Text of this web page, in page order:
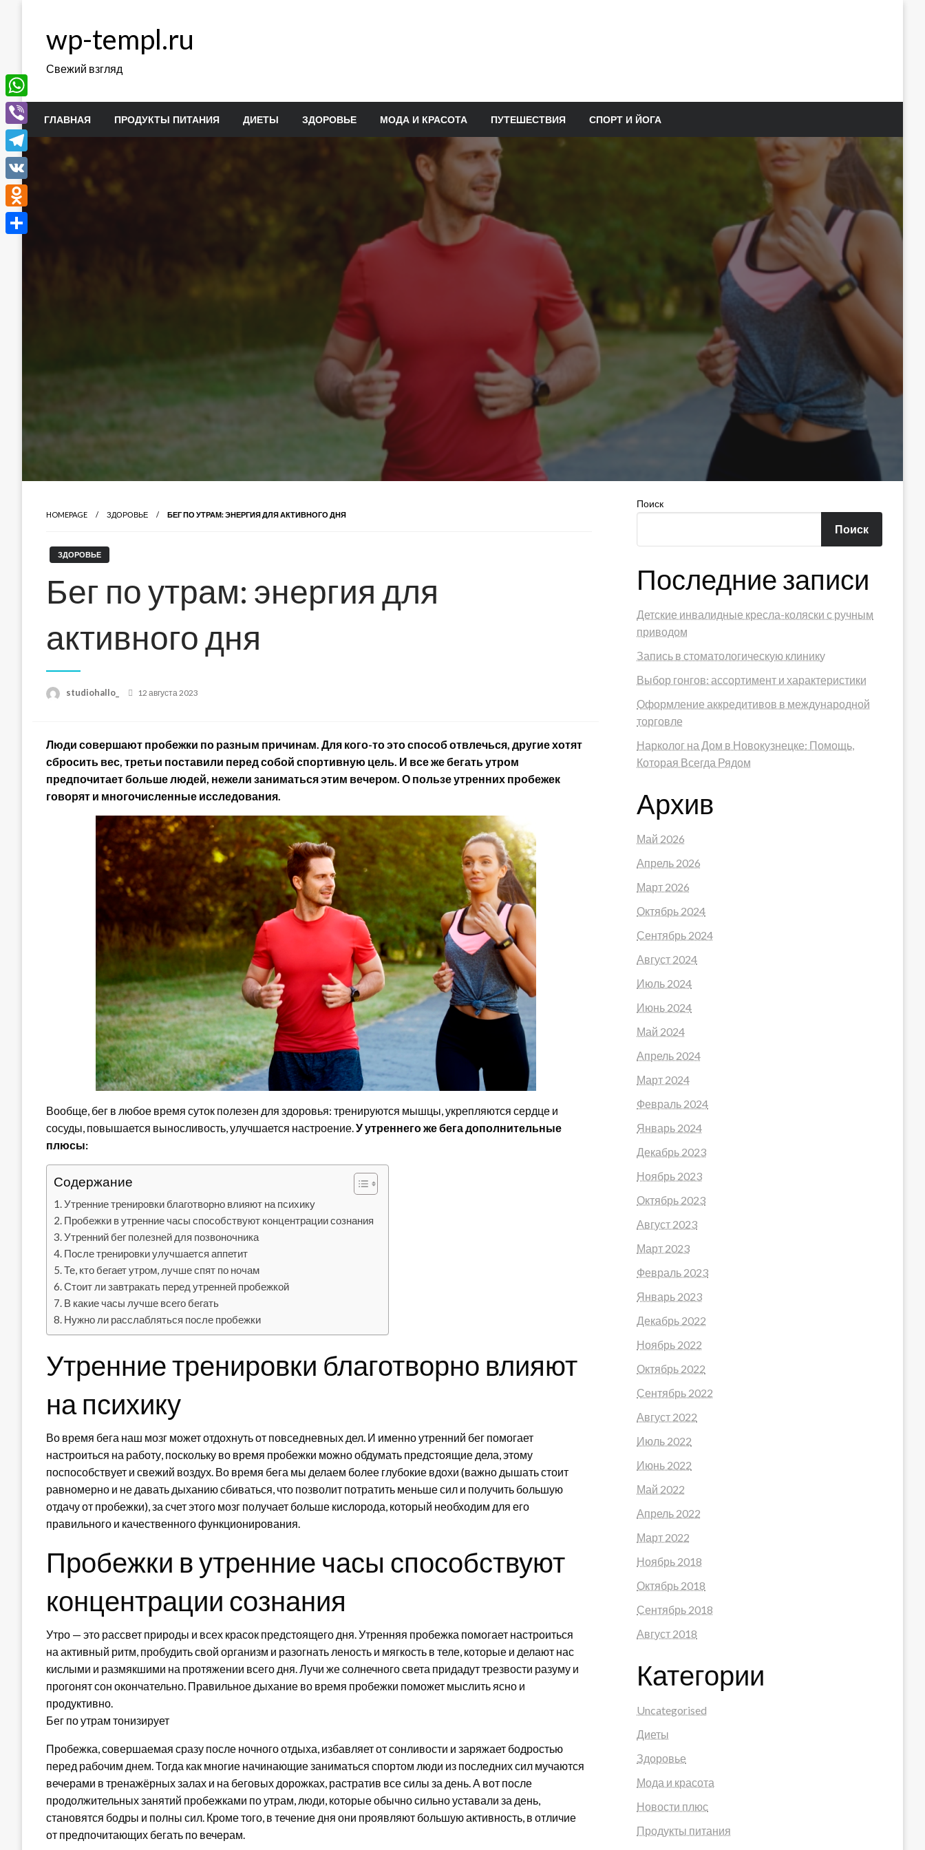
содержимомуwp-templ.ru
Свежий взгляд
ГЛАВНАЯ ПРОДУКТЫ ПИТАНИЯ ДИЕТЫ ЗДОРОВЬЕ МОДА И КРАСОТА ПУТЕШЕСТВИЯ СПОРТ И ЙОГА
HOMEPAGE ЗДОРОВЬЕ БЕГ ПО УТРАМ: ЭНЕРГИЯ ДЛЯ АКТИВНОГО ДНЯ
ЗДОРОВЬЕ
Бег по утрам: энергия для
активного дня
studiohallo_
Posted
12 августа 2023
Люди совершают пробежки по разным причинам. Для кого-то это способ отвлечься, другие хотят
сбросить вес, третьи поставили перед собой спортивную цель. И все же бегать утром
предпочитает больше людей, нежели заниматься этим вечером. О пользе утренних пробежек
говорят и многочисленные исследования.
Вообще, бег в любое время суток полезен для здоровья: тренируются мышцы, укрепляются сердце и
сосуды, повышается выносливость, улучшается настроение.У утреннего же бега дополнительные
плюсы:
Содержание
Утренние тренировки благотворно влияют на психику
Пробежки в утренние часы способствуют концентрации сознания
Утренний бег полезней для позвоночника
После тренировки улучшается аппетит
Те, кто бегает утром, лучше спят по ночам
Стоит ли завтракать перед утренней пробежкой
В какие часы лучше всего бегать
Нужно ли расслабляться после пробежки
Утренние тренировки благотворно влияют
на психику
Во время бега наш мозг может отдохнуть от повседневных дел. И именно утренний бег помогает
настроиться на работу, поскольку во время пробежки можно обдумать предстоящие дела, этому
поспособствует и свежий воздух. Во время бега мы делаем более глубокие вдохи (важно дышать стоит
равномерно и не давать дыханию сбиваться, что позволит потратить меньше сил и получить большую
отдачу от пробежки), за счет этого мозг получает больше кислорода, который необходим для его
правильного и качественного функционирования.
Пробежки в утренние часы способствуют
концентрации сознания
Утро — это рассвет природы и всех красок предстоящего дня. Утренняя пробежка помогает настроиться
на активный ритм, пробудить свой организм и разогнать леность и мягкость в теле, которые и делают нас
кислыми и размякшими на протяжении всего дня. Лучи же солнечного света придадут трезвости разуму и
прогонят сон окончательно. Правильное дыхание во время пробежки поможет мыслить ясно и
продуктивно.
Бег по утрам тонизирует
Пробежка, совершаемая сразу после ночного отдыха, избавляет от сонливости и заряжает бодростью
перед рабочим днем. Тогда как многие начинающие заниматься спортом люди из последних сил мучаются
вечерами в тренажёрных залах и на беговых дорожках, растратив все силы за день. А вот после
продолжительных занятий пробежками по утрам, люди, которые обычно сильно уставали за день,
становятся бодры и полны сил. Кроме того, в течение дня они проявляют большую активность, в отличие
от предпочитающих бегать по вечерам.
Поиск
Поиск
Последние записи
Детские инвалидные кресла-коляски с ручным
приводом
Запись в стоматологическую клинику
Выбор гонгов: ассортимент и характеристики
Оформление аккредитивов в международной
торговле
Нарколог на Дом в Новокузнецке: Помощь,
Которая Всегда Рядом
Архив
Май 2026
Апрель 2026
Март 2026
Октябрь 2024
Сентябрь 2024
Август 2024
Июль 2024
Июнь 2024
Май 2024
Апрель 2024
Март 2024
Февраль 2024
Январь 2024
Декабрь 2023
Ноябрь 2023
Октябрь 2023
Август 2023
Март 2023
Февраль 2023
Январь 2023
Декабрь 2022
Ноябрь 2022
Октябрь 2022
Сентябрь 2022
Август 2022
Июль 2022
Июнь 2022
Май 2022
Апрель 2022
Март 2022
Ноябрь 2018
Октябрь 2018
Сентябрь 2018
Август 2018
Категории
Uncategorised
Диеты
Здоровье
Мода и красота
Новости плюс
Продукты питания
WhatsApp
Viber
Telegram
VK
Odnoklassniki